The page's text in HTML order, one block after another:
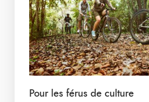
Pour les férus de culture